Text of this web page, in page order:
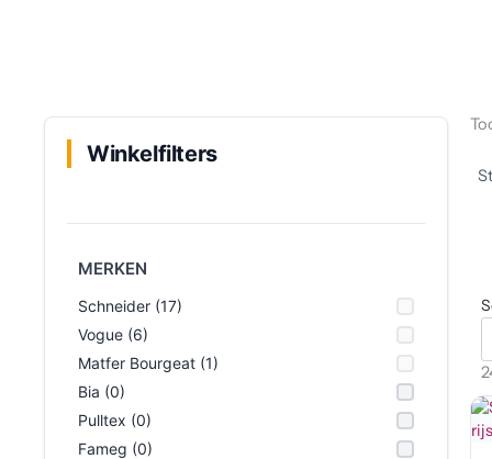
Winkelfilters
MERKEN
Schneider (17)
Vogue (6)
Matfer Bourgeat (1)
Bia (0)
Pulltex (0)
Fameg (0)